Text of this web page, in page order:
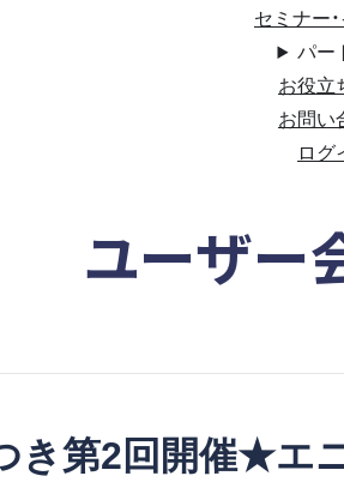
セミナー
パー
お役立
お問い
ログ
ユーザー
き第2回開催★エ